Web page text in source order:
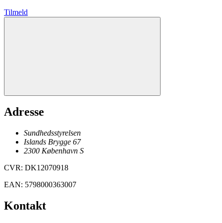
Tilmeld
Adresse
Sundhedsstyrelsen
Islands Brygge 67
2300 København S
CVR: DK12070918
EAN: 5798000363007
Kontakt